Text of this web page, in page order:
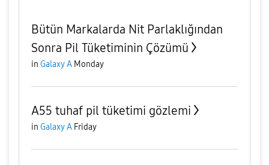
Bütün Markalarda Nit Parlaklığından
Sonra Pil Tüketiminin Çözümü
in Galaxy A Monday
A55 tuhaf pil tüketimi gözlemi
in Galaxy A Friday